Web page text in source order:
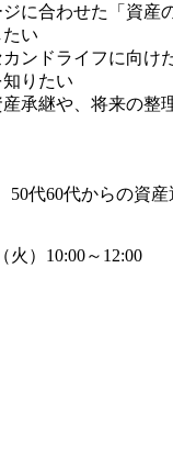
に合わせた「資産
い
ンドライフに向け
りたい
承継や、将来の整
50代60代からの資
火）10:00～12:00